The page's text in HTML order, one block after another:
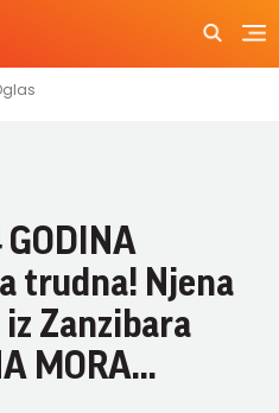
trudna! Njena
Zanzibara
MORA...